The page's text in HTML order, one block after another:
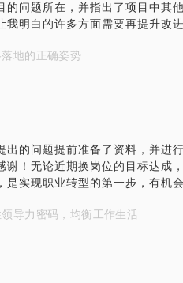
的问题所在，并指出了项目中其
我明白的许多方面需要再提升改
地的正确姿势
出的问题提前准备了资料，并进
谢！无论近期换岗位的目标达成
实现职业转型的第一步，有机会
导力密码，均衡工作生活